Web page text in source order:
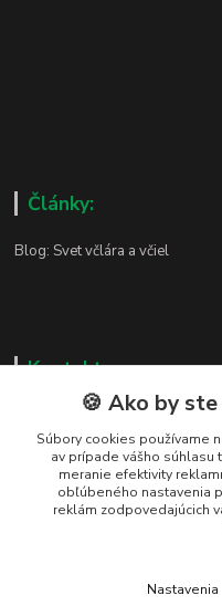
Články:
Blog: Svet včlára a včiel
Kontakty
Zákaznická podpora
+421 919 037 687
Po – Pi 8:00 – 17:00
🍪 Ako by
Súbory cookies používame
av prípade vášho
meranie efektivity
obľúbeného nastavenia
reklám zodpovedajúcich
Nastavenia